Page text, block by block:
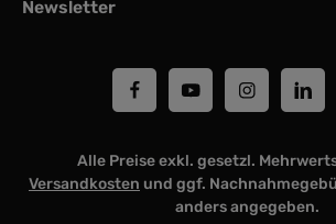
Newsletter
Alle Preise exkl. gesetzl.
Versandkosten und ggf.
anders angegeben.